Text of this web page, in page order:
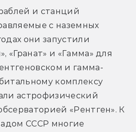
и станций
с наземных
они запустили
«Гранат» и «Гамма» для
и гамма-
комплексу
астрофизический
«Рентген». К
СССР многие